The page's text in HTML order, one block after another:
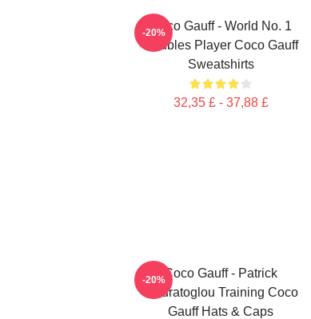
Coco Gauff - World No. 1
Doubles Player Coco Gauff
Sweatshirts
32,35 £ - 37,88 £
-20%
Coco Gauff - Patrick
Mouratoglou Training Coco
Gauff Hats & Caps
-20%